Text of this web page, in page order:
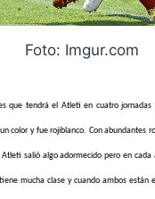
Foto: Imgur.com
que tendrá el Atleti en cuatro
color y fue rojiblanco. Con abundantes
salió algo adormecido pero en cada
mucha clase y cuando ambos están